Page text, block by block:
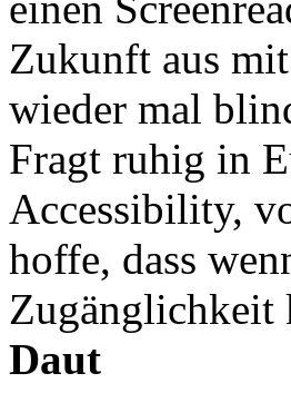
Zukunft aus
wieder mal
Fragt ruhig in
Accessibility,
hoffe, dass
Zugänglichkeit
Daut